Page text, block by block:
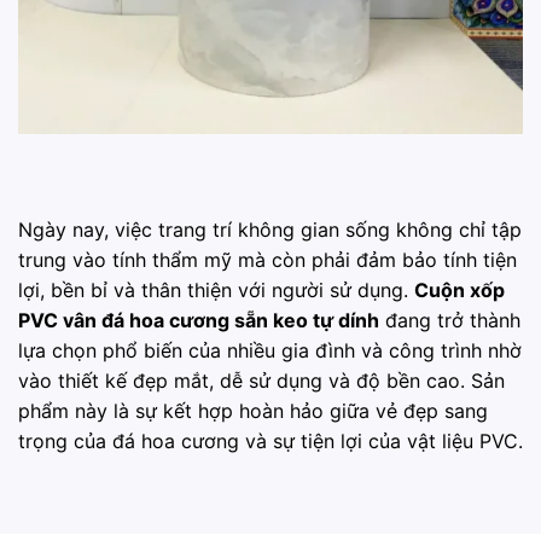
Ngày nay, việc trang trí không gian sống không chỉ tập
trung vào tính thẩm mỹ mà còn phải đảm bảo tính tiện
lợi, bền bỉ và thân thiện với người sử dụng. Cuộn xốp
PVC vân đá hoa cương sẵn keo tự dính đang trở thành
lựa chọn phổ biến của nhiều gia đình và công trình nhờ
vào thiết kế đẹp mắt, dễ sử dụng và độ bền cao. Sản
phẩm này là sự kết hợp hoàn hảo giữa vẻ đẹp sang
trọng của đá hoa cương và sự tiện lợi của vật liệu PVC.